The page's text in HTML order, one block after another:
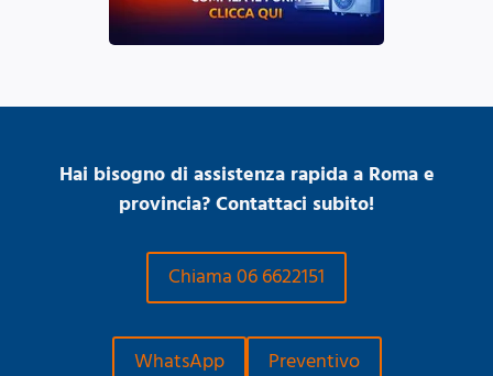
Hai bisogno di assistenza rapida a Roma e
provincia? Contattaci subito!
Chiama 06 6622151
WhatsApp Preventivo